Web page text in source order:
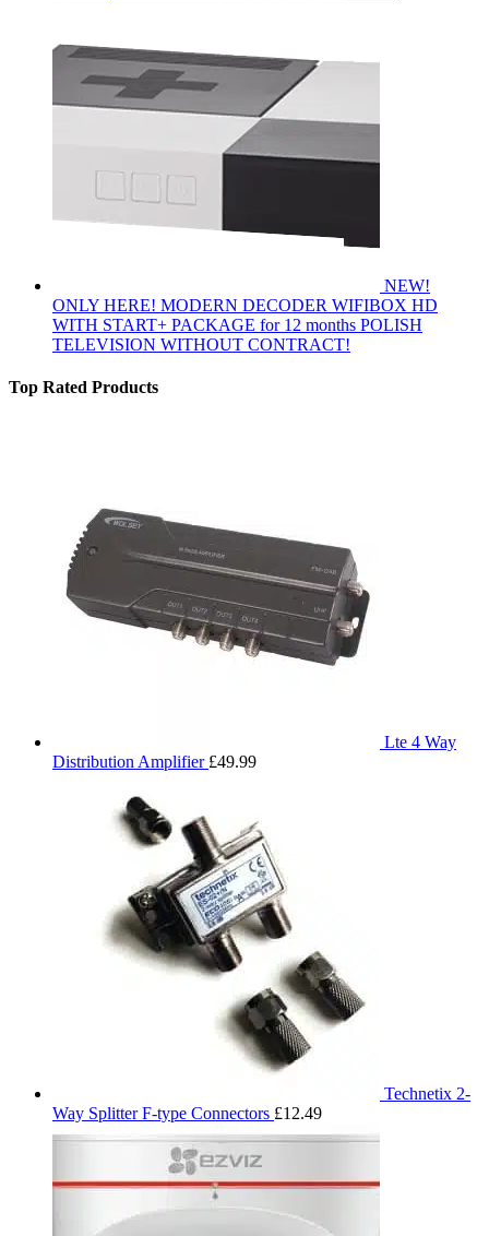
NEW!
ONLY HERE! MODERN DECODER WIFIBOX HD
WITH START+ PACKAGE for 12 months POLISH
TELEVISION WITHOUT CONTRACT!
Top Rated Products
Lte 4 Way
Distribution Amplifier £49.99
Technetix 2-
Way Splitter F-type Connectors £12.49